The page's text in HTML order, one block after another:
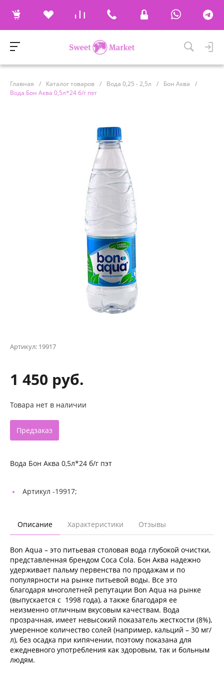
Главная / Каталог товаров / Вода 0,25 - 2,5л / Бон Аква
/
Вода Бон Аква 0,5л*24 б/г пэт
Артикул: 19917
1 450 руб.
Товара нет в наличии
Предзаказ
Вода Бон Аква 0,5л*24 б/г пэт
Артикул -19917;
Описание Характеристики Отзывы
Bon Aqua – это питьевая столовая вода глубокой очистки,
представленная брендом Coca Cola. Бон Аква надежно
удерживает пальму первенства по продажам и по
популярности на рынке питьевой воды. Все это
благодаря многолетней репутации Bon Aqua на рынке
(выпускается с 1998 года), а также благодаря ее
неизменно отличным вкусовым качествам. Вода
прозрачная, имеет невысокий показатель жесткости (8%),
умеренное количество солей (например, кальций – 30 мг/
л), без осадка при кипячении, поэтому показана для
ежедневного употребления как здоровым, так и больным
людям.